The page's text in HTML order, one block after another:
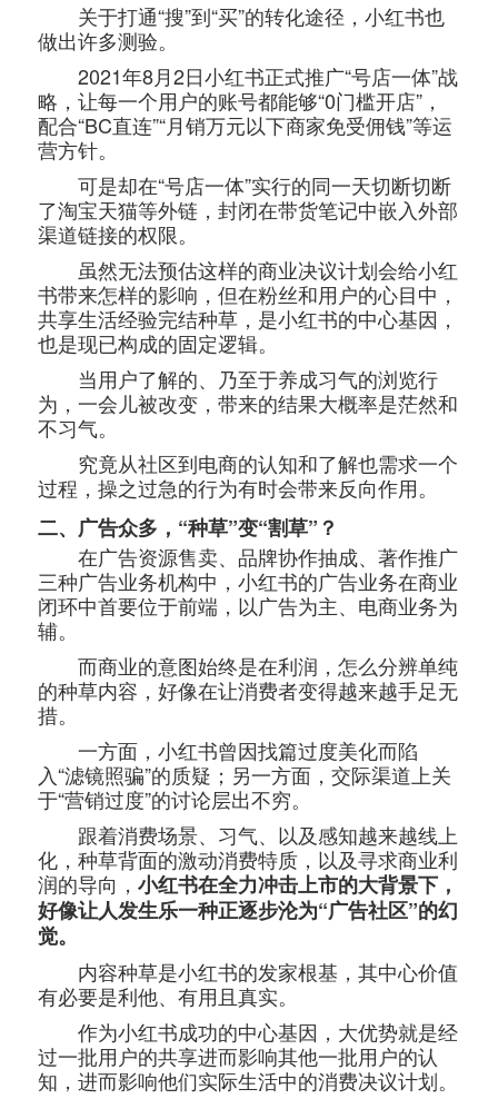
关于打通“搜”到“买”的转化途径，小红书也
做出许多测验。
2021年8月2日小红书正式推广“号店一体”战
略，让每一个用户的账号都能够“0门槛开店”，
配合“BC直连”“月销万元以下商家免受佣钱”等运
营方针。
可是却在“号店一体”实行的同一天切断切断
了淘宝天猫等外链，封闭在带货笔记中嵌入外部
渠道链接的权限。
虽然无法预估这样的商业决议计划会给小红
书带来怎样的影响，但在粉丝和用户的心目中，
共享生活经验完结种草，是小红书的中心基因，
也是现已构成的固定逻辑。
当用户了解的、乃至于养成习气的浏览行
为，一会儿被改变，带来的结果大概率是茫然和
不习气。
究竟从社区到电商的认知和了解也需求一个
过程，操之过急的行为有时会带来反向作用。
二、广告众多，“种草”变“割草”？
在广告资源售卖、品牌协作抽成、著作推广
三种广告业务机构中，小红书的广告业务在商业
闭环中首要位于前端，以广告为主、电商业务为
辅。
而商业的意图始终是在利润，怎么分辨单纯
的种草内容，好像在让消费者变得越来越手足无
措。
一方面，小红书曾因找篇过度美化而陷
入“滤镜照骗”的质疑；另一方面，交际渠道上关
于“营销过度”的讨论层出不穷。
跟着消费场景、习气、以及感知越来越线上
化，种草背面的激动消费特质，以及寻求商业利
润的导向， 小红书在全力冲击上市的大背景下，
好像让人发生乐一种正逐步沦为“广告社区”的幻
觉。
内容种草是小红书的发家根基，其中心价值
有必要是利他、有用且真实。
作为小红书成功的中心基因，大优势就是经
过一批用户的共享进而影响其他一批用户的认
知，进而影响他们实际生活中的消费决议计划。